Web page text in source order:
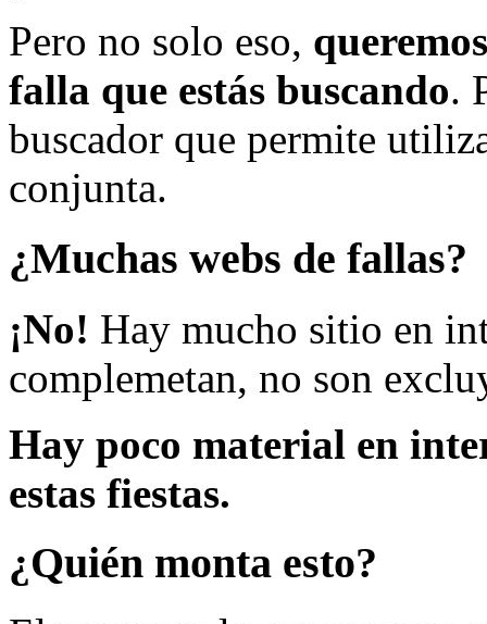
Pero no solo eso,
falla que estás buscando.
buscador que permite
conjunta.
¿Muchas webs de fallas?
¡No! Hay mucho sitio en
complemetan, no son
Hay poco material en
estas fiestas.
¿Quién monta esto?